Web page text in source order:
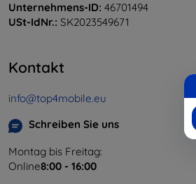
Unternehmens-ID: 46701494
USt-IdNr.: SK2023549671
Kontakt
info@top4mobile.eu
Schreiben Sie uns
Montag bis Freitag:
Online8:00 - 16:00